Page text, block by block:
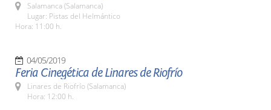
Salamanca (Salamanca)
Lugar: Pistas del Helmántico
Hora: 11:00 h.
04/05/2019
Feria Cinegética de Linares de Riofrío
Linares de Riofrío (Salamanca)
Hora: 12:00 h.